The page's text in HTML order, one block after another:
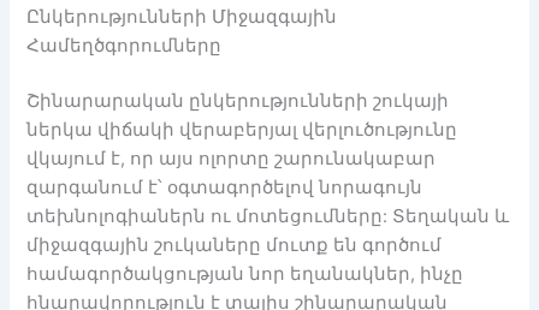
Ընկերությունների Միջազգային
Համեղծգորումները
Շինարարական ընկերությունների շուկայի
ներկա վիճակի վերաբերյալ վերլուծությունը
վկայում է, որ այս ոլորտը շարունակաբար
զարգանում է՝ օգտագործելով նորագույն
տեխնոլոգիաներն ու մոտեցումները: Տեղական և
միջազգային շուկաները մուտք են գործում
համագործակցության նոր եղանակներ, ինչը
հնարավորություն է տալիս շինարարական